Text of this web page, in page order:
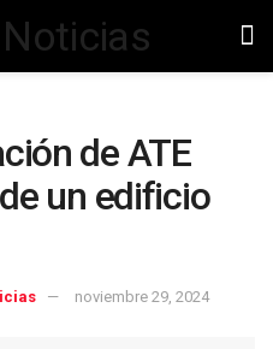
de ATE
un edificio
noviembre 29, 2024